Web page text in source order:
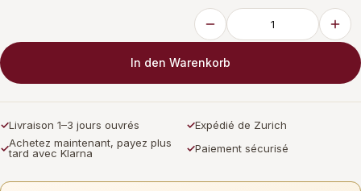
In den Warenkorb
✓Livraison 1–3 jours ouvrés ✓Expédié de Zurich
✓Achetez maintenant, payez plus
tard avec Klarna
✓Paiement sécurisé